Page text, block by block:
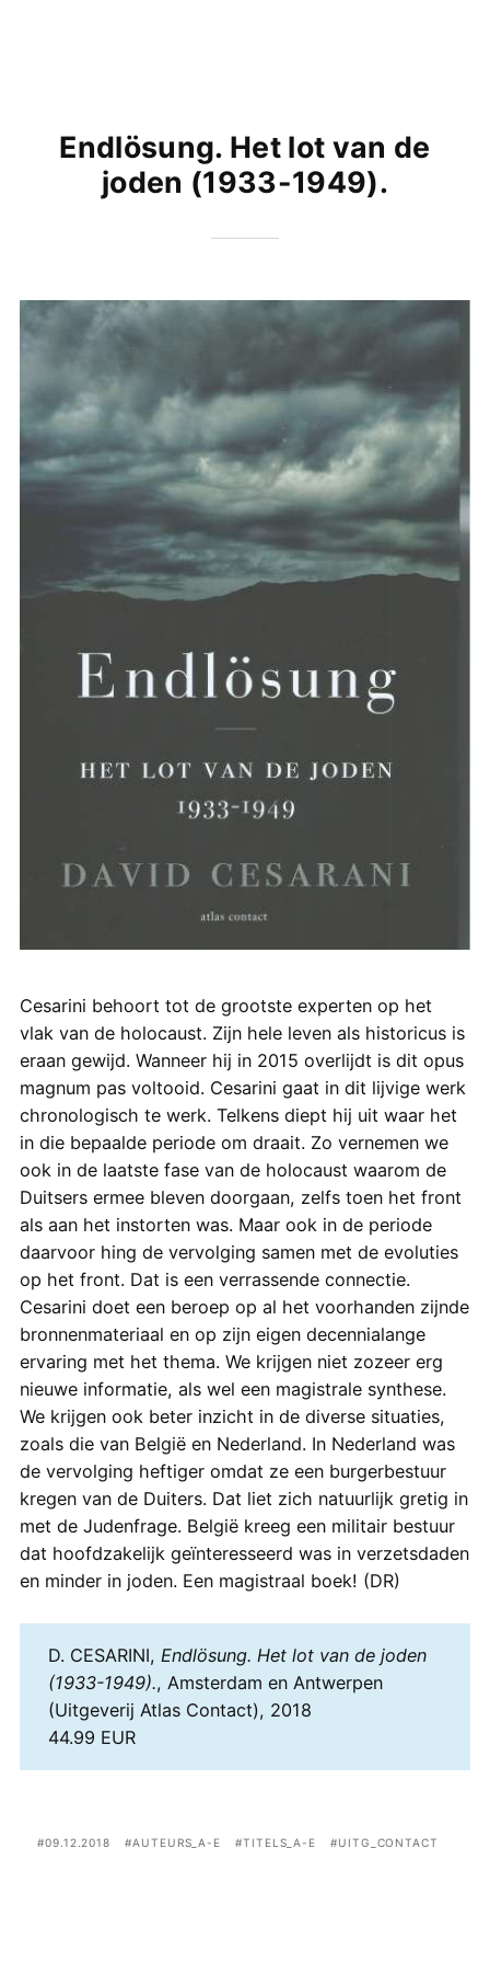
Endlösung. Het lot van de
joden (1933-1949).
Cesarini behoort tot de grootste experten op het
vlak van de holocaust. Zijn hele leven als historicus is
eraan gewijd. Wanneer hij in 2015 overlijdt is dit opus
magnum pas voltooid. Cesarini gaat in dit lijvige werk
chronologisch te werk. Telkens diept hij uit waar het
in die bepaalde periode om draait. Zo vernemen we
ook in de laatste fase van de holocaust waarom de
Duitsers ermee bleven doorgaan, zelfs toen het front
als aan het instorten was. Maar ook in de periode
daarvoor hing de vervolging samen met de evoluties
op het front. Dat is een verrassende connectie.
Cesarini doet een beroep op al het voorhanden zijnde
bronnenmateriaal en op zijn eigen decennialange
ervaring met het thema. We krijgen niet zozeer erg
nieuwe informatie, als wel een magistrale synthese.
We krijgen ook beter inzicht in de diverse situaties,
zoals die van België en Nederland. In Nederland was
de vervolging heftiger omdat ze een burgerbestuur
kregen van de Duiters. Dat liet zich natuurlijk gretig in
met de Judenfrage. België kreeg een militair bestuur
dat hoofdzakelijk geïnteresseerd was in verzetsdaden
en minder in joden. Een magistraal boek! (DR)
D. CESARINI, Endlösung. Het lot van de joden
(1933-1949)., Amsterdam en Antwerpen
(Uitgeverij Atlas Contact), 2018
44.99 EUR
09.12.2018 AUTEURS_A-E TITELS_A-E UITG_CONTACT